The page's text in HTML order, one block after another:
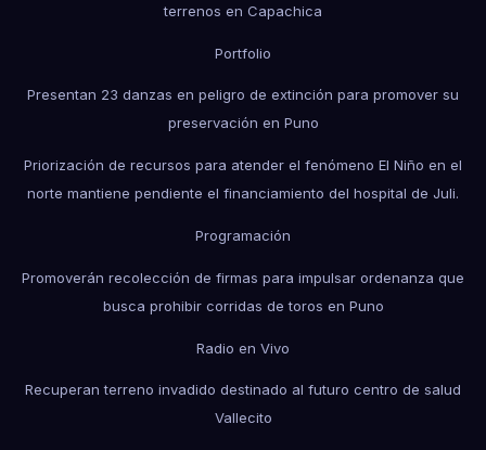
terrenos en Capachica
Portfolio
Presentan 23 danzas en peligro de extinción para promover su
preservación en Puno
Priorización de recursos para atender el fenómeno El Niño en el
norte mantiene pendiente el financiamiento del hospital de Juli.
Programación
Promoverán recolección de firmas para impulsar ordenanza que
busca prohibir corridas de toros en Puno
Radio en Vivo
Recuperan terreno invadido destinado al futuro centro de salud
Vallecito